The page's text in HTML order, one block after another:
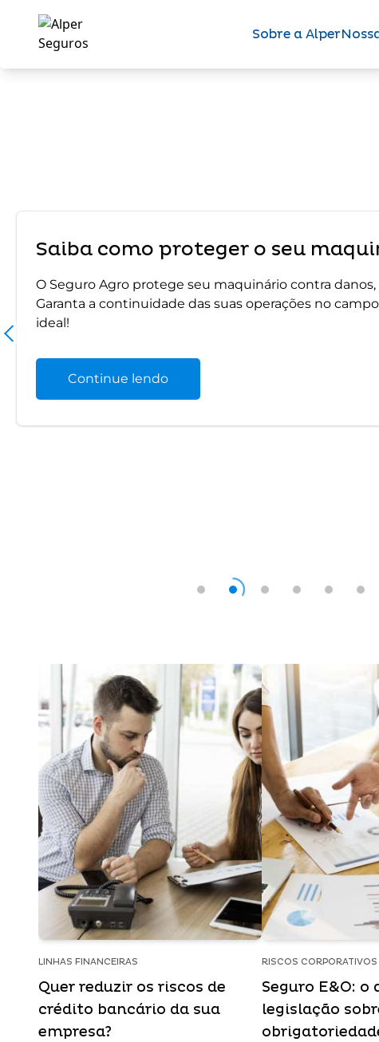
Sobre a Alper
Saiba como proteger o seu
O Seguro Agro protege seu maquinário contra danos,
Garanta a continuidade das suas operações no
ideal!
Continue lendo
LINHAS FINANCEIRAS
Quer reduzir os riscos de
crédito bancário da sua
empresa?
RISCOS CORPORATIVOS
Seguro E&O: o
legislação